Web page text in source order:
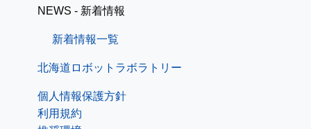
NEWS - 新着情報
新着情報一覧
北海道ロボットラボラトリー
個人情報保護方針
利用規約